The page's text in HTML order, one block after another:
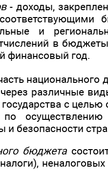
- доходы,
и
в
финансовый год.
национального
различные
с
осуществлению
и безопасности
бюджета